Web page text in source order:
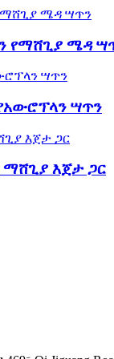
የማሸጊያ ሜዳ
ሣጥን
ማሸጊያ እጀታ ጋር